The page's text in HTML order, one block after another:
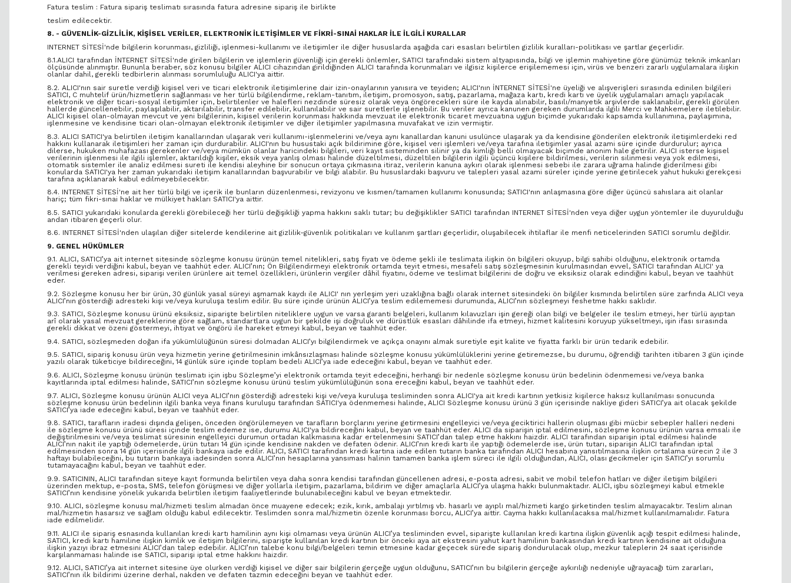
Fatura teslim : Fatura sipariş teslimatı sırasında fatura adresine sipariş ile birlikte
teslim edilecektir.
8. - GÜVENLİK-GİZLİLİK, KİŞİSEL VERİLER, ELEKTRONİK İLETİŞİMLER VE FİKRİ-SINAİ HAKLAR İLE İLGİLİ KURALLAR
INTERNET SİTESİ'nde bilgilerin korunması, gizliliği, işlenmesi-kullanımı ve iletişimler ile diğer hususlarda aşağıda cari esasları belirtilen gizlilik kuralları-politikası ve şartlar geçerlidir.
8.1.ALICI tarafından İNTERNET SİTESİ'nde girilen bilgilerin ve işlemlerin güvenliği için gerekli önlemler, SATICI tarafındaki sistem altyapısında, bilgi ve işlemin mahiyetine göre günümüz teknik imkanları
ölçüsünde alınmıştır. Bununla beraber, söz konusu bilgiler ALICI cihazından girildiğinden ALICI tarafında korunmaları ve ilgisiz kişilerce erişilememesi için, virüs ve benzeri zararlı uygulamalara ilişkin
olanlar dahil, gerekli tedbirlerin alınması sorumluluğu ALICI'ya aittir.
8.2. ALICI'nın sair suretle verdiği kişisel veri ve ticari elektronik iletişimlerine dair izin-onaylarının yanısıra ve teyiden; ALICI'nın İNTERNET SİTESİ'ne üyeliği ve alışverişleri sırasında edinilen bilgileri
SATICI, C muhtelif ürün/hizmetlerin sağlanması ve her türlü bilgilendirme, reklam-tanıtım, iletişim, promosyon, satış, pazarlama, mağaza kartı, kredi kartı ve üyelik uygulamaları amaçlı yapılacak
elektronik ve diğer ticari-sosyal iletişimler için, belirtilenler ve halefleri nezdinde süresiz olarak veya öngörecekleri süre ile kayda alınabilir, basılı/manyetik arşivlerde saklanabilir, gerekli görülen
hallerde güncellenebilir, paylaşılabilir, aktarılabilir, transfer edilebilir, kullanılabilir ve sair suretlerle işlenebilir. Bu veriler ayrıca kanunen gereken durumlarda ilgili Merci ve Mahkemelere iletilebilir.
ALICI kişisel olan-olmayan mevcut ve yeni bilgilerinin, kişisel verilerin korunması hakkında mevzuat ile elektronik ticaret mevzuatına uygun biçimde yukarıdaki kapsamda kullanımına, paylaşımına,
işlenmesine ve kendisine ticari olan-olmayan elektronik iletişimler ve diğer iletişimler yapılmasına muvafakat ve izin vermiştir.
8.3. ALICI SATICI'ya belirtilen iletişim kanallarından ulaşarak veri kullanımı-işlenmelerini ve/veya aynı kanallardan kanuni usulünce ulaşarak ya da kendisine gönderilen elektronik iletişimlerdeki red
hakkını kullanarak iletişimleri her zaman için durdurabilir. ALICI'nın bu husustaki açık bildirimine göre, kişisel veri işlemleri ve/veya tarafına iletişimler yasal azami süre içinde durdurulur; ayrıca
dilerse, hukuken muhafazası gerekenler ve/veya mümkün olanlar haricindeki bilgileri, veri kayıt sisteminden silinir ya da kimliği belli olmayacak biçimde anonim hale getirilir. ALICI isterse kişisel
verilerinin işlenmesi ile ilgili işlemler, aktarıldığı kişiler, eksik veya yanlış olması halinde düzeltilmesi, düzeltilen bilgilerin ilgili üçüncü kişilere bildirilmesi, verilerin silinmesi veya yok edilmesi,
otomatik sistemler ile analiz edilmesi sureti ile kendisi aleyhine bir sonucun ortaya çıkmasına itiraz, verilerin kanuna aykırı olarak işlenmesi sebebi ile zarara uğrama halinde giderilmesi gibi
konularda SATICI'ya her zaman yukarıdaki iletişim kanallarından başvurabilir ve bilgi alabilir. Bu hususlardaki başvuru ve talepleri yasal azami süreler içinde yerine getirilecek yahut hukuki gerekçesi
tarafına açıklanarak kabul edilmeyebilecektir.
8.4. INTERNET SİTESİ'ne ait her türlü bilgi ve içerik ile bunların düzenlenmesi, revizyonu ve kısmen/tamamen kullanımı konusunda; SATICI'nın anlaşmasına göre diğer üçüncü sahıslara ait olanlar
hariç; tüm fikri-sınai haklar ve mülkiyet hakları SATICI'ya aittir.
8.5. SATICI yukarıdaki konularda gerekli görebileceği her türlü değişikliği yapma hakkını saklı tutar; bu değişiklikler SATICI tarafından INTERNET SİTESİ'nden veya diğer uygun yöntemler ile duyurulduğu
andan itibaren geçerli olur.
8.6. INTERNET SİTESİ'nden ulaşılan diğer sitelerde kendilerine ait gizlilik-güvenlik politikaları ve kullanım şartları geçerlidir, oluşabilecek ihtilaflar ile menfi neticelerinden SATICI sorumlu değildir.
9. GENEL HÜKÜMLER
9.1. ALICI, SATICI’ya ait internet sitesinde sözleşme konusu ürünün temel nitelikleri, satış fiyatı ve ödeme şekli ile teslimata ilişkin ön bilgileri okuyup, bilgi sahibi olduğunu, elektronik ortamda
gerekli teyidi verdiğini kabul, beyan ve taahhüt eder. ALICI’nın; Ön Bilgilendirmeyi elektronik ortamda teyit etmesi, mesafeli satış sözleşmesinin kurulmasından evvel, SATICI tarafından ALICI' ya
verilmesi gereken adresi, siparişi verilen ürünlere ait temel özellikleri, ürünlerin vergiler dâhil fiyatını, ödeme ve teslimat bilgilerini de doğru ve eksiksiz olarak edindiğini kabul, beyan ve taahhüt
eder.
9.2. Sözleşme konusu her bir ürün, 30 günlük yasal süreyi aşmamak kaydı ile ALICI' nın yerleşim yeri uzaklığına bağlı olarak internet sitesindeki ön bilgiler kısmında belirtilen süre zarfında ALICI veya
ALICI’nın gösterdiği adresteki kişi ve/veya kuruluşa teslim edilir. Bu süre içinde ürünün ALICI’ya teslim edilememesi durumunda, ALICI’nın sözleşmeyi feshetme hakkı saklıdır.
9.3. SATICI, Sözleşme konusu ürünü eksiksiz, siparişte belirtilen niteliklere uygun ve varsa garanti belgeleri, kullanım kılavuzları işin gereği olan bilgi ve belgeler ile teslim etmeyi, her türlü ayıptan
arî olarak yasal mevzuat gereklerine göre sağlam, standartlara uygun bir şekilde işi doğruluk ve dürüstlük esasları dâhilinde ifa etmeyi, hizmet kalitesini koruyup yükseltmeyi, işin ifası sırasında
gerekli dikkat ve özeni göstermeyi, ihtiyat ve öngörü ile hareket etmeyi kabul, beyan ve taahhüt eder.
9.4. SATICI, sözleşmeden doğan ifa yükümlülüğünün süresi dolmadan ALICI’yı bilgilendirmek ve açıkça onayını almak suretiyle eşit kalite ve fiyatta farklı bir ürün tedarik edebilir.
9.5. SATICI, sipariş konusu ürün veya hizmetin yerine getirilmesinin imkânsızlaşması halinde sözleşme konusu yükümlülüklerini yerine getiremezse, bu durumu, öğrendiği tarihten itibaren 3 gün içinde
yazılı olarak tüketiciye bildireceğini, 14 günlük süre içinde toplam bedeli ALICI’ya iade edeceğini kabul, beyan ve taahhüt eder.
9.6. ALICI, Sözleşme konusu ürünün teslimatı için işbu Sözleşme’yi elektronik ortamda teyit edeceğini, herhangi bir nedenle sözleşme konusu ürün bedelinin ödenmemesi ve/veya banka
kayıtlarında iptal edilmesi halinde, SATICI’nın sözleşme konusu ürünü teslim yükümlülüğünün sona ereceğini kabul, beyan ve taahhüt eder.
9.7. ALICI, Sözleşme konusu ürünün ALICI veya ALICI’nın gösterdiği adresteki kişi ve/veya kuruluşa tesliminden sonra ALICI'ya ait kredi kartının yetkisiz kişilerce haksız kullanılması sonucunda
sözleşme konusu ürün bedelinin ilgili banka veya finans kuruluşu tarafından SATICI'ya ödenmemesi halinde, ALICI Sözleşme konusu ürünü 3 gün içerisinde nakliye gideri SATICI’ya ait olacak şekilde
SATICI’ya iade edeceğini kabul, beyan ve taahhüt eder.
9.8. SATICI, tarafların iradesi dışında gelişen, önceden öngörülemeyen ve tarafların borçlarını yerine getirmesini engelleyici ve/veya geciktirici hallerin oluşması gibi mücbir sebepler halleri nedeni
ile sözleşme konusu ürünü süresi içinde teslim edemez ise, durumu ALICI'ya bildireceğini kabul, beyan ve taahhüt eder. ALICI da siparişin iptal edilmesini, sözleşme konusu ürünün varsa emsali ile
değiştirilmesini ve/veya teslimat süresinin engelleyici durumun ortadan kalkmasına kadar ertelenmesini SATICI’dan talep etme hakkını haizdir. ALICI tarafından siparişin iptal edilmesi halinde
ALICI’nın nakit ile yaptığı ödemelerde, ürün tutarı 14 gün içinde kendisine nakden ve defaten ödenir. ALICI’nın kredi kartı ile yaptığı ödemelerde ise, ürün tutarı, siparişin ALICI tarafından iptal
edilmesinden sonra 14 gün içerisinde ilgili bankaya iade edilir. ALICI, SATICI tarafından kredi kartına iade edilen tutarın banka tarafından ALICI hesabına yansıtılmasına ilişkin ortalama sürecin 2 ile 3
haftayı bulabileceğini, bu tutarın bankaya iadesinden sonra ALICI’nın hesaplarına yansıması halinin tamamen banka işlem süreci ile ilgili olduğundan, ALICI, olası gecikmeler için SATICI’yı sorumlu
tutamayacağını kabul, beyan ve taahhüt eder.
9.9. SATICININ, ALICI tarafından siteye kayıt formunda belirtilen veya daha sonra kendisi tarafından güncellenen adresi, e-posta adresi, sabit ve mobil telefon hatları ve diğer iletişim bilgileri
üzerinden mektup, e-posta, SMS, telefon görüşmesi ve diğer yollarla iletişim, pazarlama, bildirim ve diğer amaçlarla ALICI’ya ulaşma hakkı bulunmaktadır. ALICI, işbu sözleşmeyi kabul etmekle
SATICI’nın kendisine yönelik yukarıda belirtilen iletişim faaliyetlerinde bulunabileceğini kabul ve beyan etmektedir.
9.10. ALICI, sözleşme konusu mal/hizmeti teslim almadan önce muayene edecek; ezik, kırık, ambalajı yırtılmış vb. hasarlı ve ayıplı mal/hizmeti kargo şirketinden teslim almayacaktır. Teslim alınan
mal/hizmetin hasarsız ve sağlam olduğu kabul edilecektir. Teslimden sonra mal/hizmetin özenle korunması borcu, ALICI’ya aittir. Cayma hakkı kullanılacaksa mal/hizmet kullanılmamalıdır. Fatura
iade edilmelidir.
9.11. ALICI ile sipariş esnasında kullanılan kredi kartı hamilinin aynı kişi olmaması veya ürünün ALICI’ya tesliminden evvel, siparişte kullanılan kredi kartına ilişkin güvenlik açığı tespit edilmesi halinde,
SATICI, kredi kartı hamiline ilişkin kimlik ve iletişim bilgilerini, siparişte kullanılan kredi kartının bir önceki aya ait ekstresini yahut kart hamilinin bankasından kredi kartının kendisine ait olduğuna
ilişkin yazıyı ibraz etmesini ALICI’dan talep edebilir. ALICI’nın talebe konu bilgi/belgeleri temin etmesine kadar geçecek sürede sipariş dondurulacak olup, mezkur taleplerin 24 saat içerisinde
karşılanmaması halinde ise SATICI, siparişi iptal etme hakkını haizdir.
9.12. ALICI, SATICI’ya ait internet sitesine üye olurken verdiği kişisel ve diğer sair bilgilerin gerçeğe uygun olduğunu, SATICI’nın bu bilgilerin gerçeğe aykırılığı nedeniyle uğrayacağı tüm zararları,
SATICI’nın ilk bildirimi üzerine derhal, nakden ve defaten tazmin edeceğini beyan ve taahhüt eder.